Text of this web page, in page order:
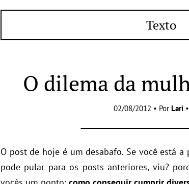
Texto
O dilema da
02/08/2012 • Por Lari •
O post de hoje é um desabafo. Se você está a
pode pular para os posts anteriores, viu?